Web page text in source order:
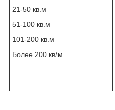
21-50 кв.м
51-100 кв.м
101-200 кв.м
Более 200 кв/м